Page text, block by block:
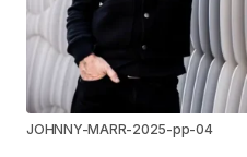
JOHNNY-MARR-2025-pp-04